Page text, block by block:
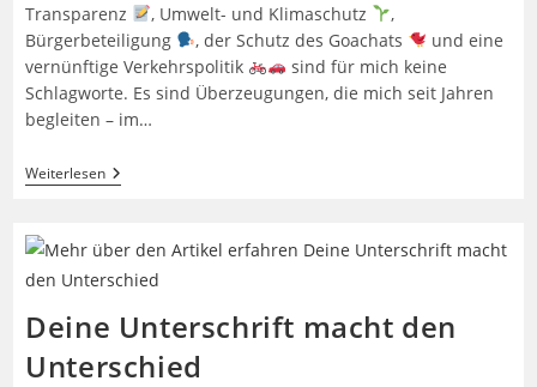
Transparenz
, Umwelt- und Klimaschutz
,
Bürgerbeteiligung
, der Schutz des Goachats
und eine
vernünftige Verkehrspolitik
sind für mich keine
Schlagworte. Es sind Überzeugungen, die mich seit Jahren
begleiten – im…
WeiterlesenIch
Stehe
Dem
Programm
Deine Unterschrift macht den
Unterschied